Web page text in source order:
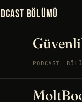
BÖLÜMÜ
PODCAST